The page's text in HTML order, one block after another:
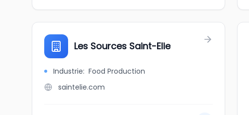
Les Sources Saint-Elie
Industrie: Food Production
saintelie.com